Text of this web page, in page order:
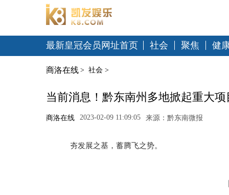
最新皇冠会员网址首页 社会 聚焦 健
商洛在线 > 社会 >
当前消息！黔东南州多地掀起重大
商洛在线 2023-02-09 11:09:05 来源：黔东南微报
夯发展之基，蓄腾飞之势。